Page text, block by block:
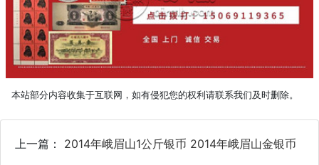
本站部分内容收集于互联网，如有侵犯您的权利请联系我们及时删除。
上一篇： 2014年峨眉山1公斤银币 2014年峨眉山金银币